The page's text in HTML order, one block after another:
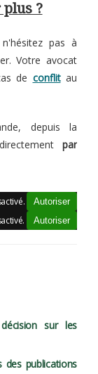
plus ?
pas à
Votre avocat
de conflitau
depuis la
par
Autoriser
Autoriser
sur les
des publications